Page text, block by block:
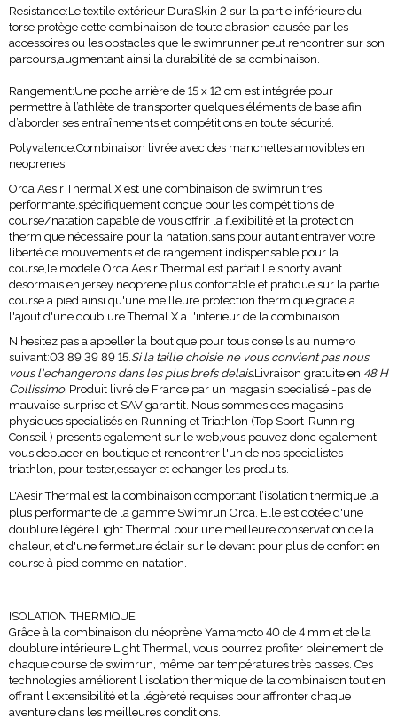
Resistance:Le textile extérieur DuraSkin 2 sur la partie inférieure du
torse protège cette combinaison de toute abrasion causée par les
accessoires ou les obstacles que le swimrunner peut rencontrer sur son
parcours,augmentant ainsi la durabilité de sa combinaison.
Rangement:Une poche arrière de 15 x 12 cm est intégrée pour
permettre à l’athlète de transporter quelques éléments de base afin
d’aborder ses entraînements et compétitions en toute sécurité.
Polyvalence:Combinaison livrée avec des manchettes amovibles en
neoprenes.
Orca Aesir Thermal X est une combinaison de swimrun tres
performante,spécifiquement conçue pour les compétitions de
course/natation capable de vous offrir la flexibilité et la protection
thermique nécessaire pour la natation,sans pour autant entraver votre
liberté de mouvements et de rangement indispensable pour la
course,le modele Orca Aesir Thermal est parfait.Le shorty avant
desormais en jersey neoprene plus confortable et pratique sur la partie
course a pied ainsi qu'une meilleure protection thermique grace a
l'ajout d'une doublure Themal X a l'interieur de la combinaison.
N'hesitez pas a appeller la boutique pour tous conseils au numero
suivant:03 89 39 89 15.Si la taille choisie ne vous convient pas nous
vous l'echangerons dans les plus brefs delais.Livraison gratuite en 48 H
Collissimo. Produit livré de France par un magasin specialisé =pas de
mauvaise surprise et SAV garantit. Nous sommes des magasins
physiques specialisés en Running et Triathlon (Top Sport-Running
Conseil ) presents egalement sur le web,vous pouvez donc egalement
vous deplacer en boutique et rencontrer l'un de nos specialistes
triathlon, pour tester,essayer et echanger les produits.
L'Aesir Thermal est la combinaison comportant l’isolation thermique la
plus performante de la gamme Swimrun Orca. Elle est dotée d'une
doublure légère Light Thermal pour une meilleure conservation de la
chaleur, et d'une fermeture éclair sur le devant pour plus de confort en
course à pied comme en natation.
ISOLATION THERMIQUE
Grâce à la combinaison du néoprène Yamamoto 40 de 4 mm et de la
doublure intérieure Light Thermal, vous pourrez profiter pleinement de
chaque course de swimrun, même par températures très basses. Ces
technologies améliorent l'isolation thermique de la combinaison tout en
offrant l'extensibilité et la légèreté requises pour affronter chaque
aventure dans les meilleures conditions.